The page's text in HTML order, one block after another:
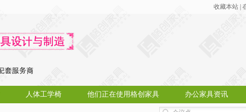
收藏本站
人体工学椅 他们正在使用格创家具 办公家具资讯